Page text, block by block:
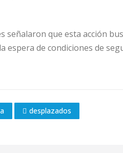
señalaron que esta acción
espera de condiciones de
desplazados